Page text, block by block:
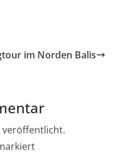
im Norden Balis
veröffentlicht.